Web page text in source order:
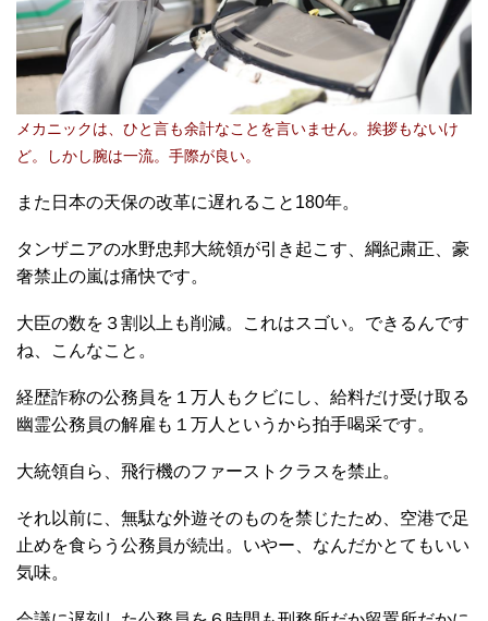
メカニックは、ひと言も余計なことを言いません。挨拶もないけ
ど。しかし腕は一流。手際が良い。
また日本の天保の改革に遅れること180年。
タンザニアの水野忠邦大統領が引き起こす、綱紀粛正、豪
奢禁止の嵐は痛快です。
大臣の数を３割以上も削減。これはスゴい。できるんです
ね、こんなこと。
経歴詐称の公務員を１万人もクビにし、給料だけ受け取る
幽霊公務員の解雇も１万人というから拍手喝采です。
大統領自ら、飛行機のファーストクラスを禁止。
それ以前に、無駄な外遊そのものを禁じたため、空港で足
止めを食らう公務員が続出。いやー、なんだかとてもいい
気味。